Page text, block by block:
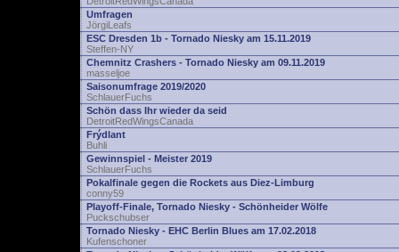
Umfragen
JörgiLeafs
ESC Dresden 1b - Tornado Niesky am 15.11.2019
Steffen-NY
Chemnitz Crashers - Tornado Niesky am 09.11.2019
masseljoe
Saisonumfrage 2019/2020
SchlauerFuchs
Schön dass Ihr wieder da seid
DetroitRedWingsCanada
Frýdlant
Buhli
Gewinnspiel - Meister 2019
SchlauerFuchs
Pokalfinale gegen die Rockets aus Diez-Limburg
conny59
Playoff-Finale, Tornado Niesky - Schönheider Wölfe
Puckschubser
Tornado Niesky - EHC Berlin Blues am 17.02.2018
Kufenschoner